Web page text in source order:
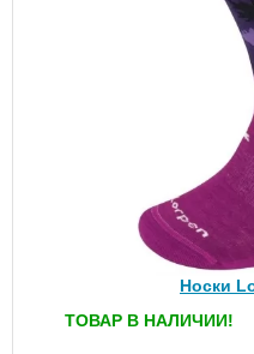
Носки
ТОВАР В НАЛИЧИИ!